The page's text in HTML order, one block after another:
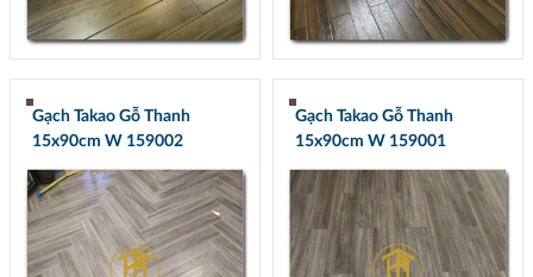
Gạch Takao Gỗ Thanh
15x90cm W 159002
Gạch Takao Gỗ Thanh
15x90cm W 159001